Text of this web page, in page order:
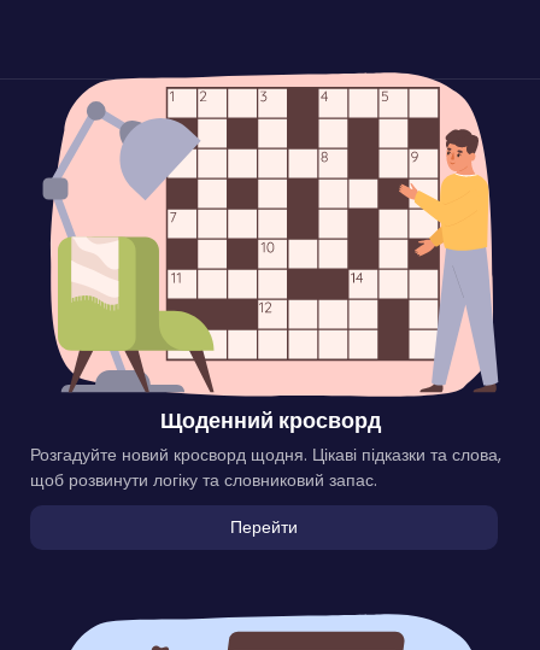
Щоденний кросворд
Розгадуйте новий кросворд щодня. Цікаві підказки та слова,
щоб розвинути логіку та словниковий запас.
Перейти